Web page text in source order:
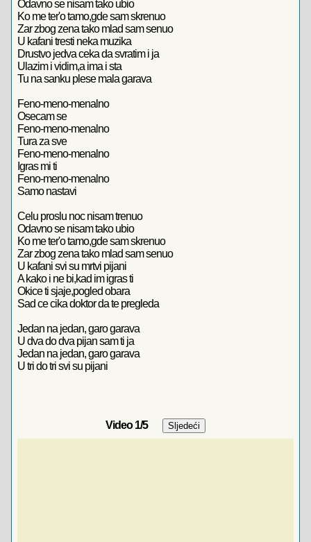
Odavno se nisam tako ubio
Ko me ter'o tamo,gde sam skrenuo
Zar zbog zena tako mlad sam senuo
U kafani tresti neka muzika
Drustvo jedva ceka da svratim i ja
Ulazim i vidim,a ima i sta
Tu na sanku plese mala garava
Feno-meno-menalno
Osecam se
Feno-meno-menalno
Tura za sve
Feno-meno-menalno
Igras mi ti
Feno-meno-menalno
Samo nastavi
Celu proslu noc nisam trenuo
Odavno se nisam tako ubio
Ko me ter'o tamo,gde sam skrenuo
Zar zbog zena tako mlad sam senuo
U kafani svi su mrtvi pijani
A kako i ne bi,kad im igras ti
Okice ti sjaje,pogled obara
Sad ce cika doktor da te pregleda
Jedan na jedan, garo garava
U dva do dva pijan sam ti ja
Jedan na jedan, garo garava
U tri do tri svi su pijani
Video1/5